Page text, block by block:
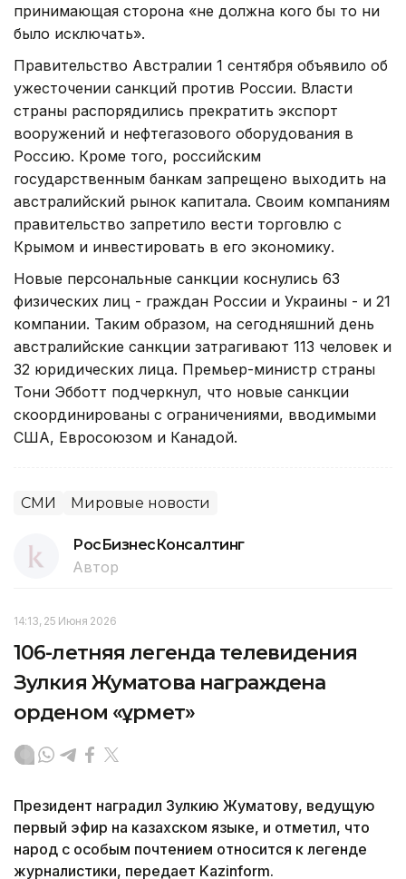
принимающая сторона «не должна кого бы то ни
было исключать».
Правительство Австралии 1 сентября объявило об
ужесточении санкций против России. Власти
страны распорядились прекратить экспорт
вооружений и нефтегазового оборудования в
Россию. Кроме того, российским
государственным банкам запрещено выходить на
австралийский рынок капитала. Своим компаниям
правительство запретило вести торговлю с
Крымом и инвестировать в его экономику.
Новые персональные санкции коснулись 63
физических лиц - граждан России и Украины - и 21
компании. Таким образом, на сегодняшний день
австралийские санкции затрагивают 113 человек и
32 юридических лица. Премьер-министр страны
Тони Эбботт подчеркнул, что новые санкции
скоординированы с ограничениями, вводимыми
США, Евросоюзом и Канадой.
СМИ Мировые новости
РосБизнесКонсалтинг
Автор
14:13, 25 Июня 2026
106-летняя легенда телевидения
Зулкия Жуматова награждена
орденом «Құрмет»
Президент наградил Зулкию Жуматову, ведущую
первый эфир на казахском языке, и отметил, что
народ с особым почтением относится к легенде
журналистики, передает Kazinform.